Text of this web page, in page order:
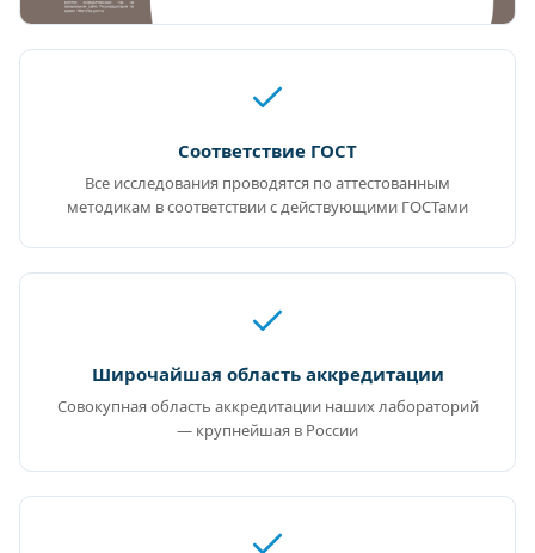
Соответствие ГОСТ
Все исследования проводятся по аттестованным
методикам в соответствии с действующими ГОСТами
Широчайшая область аккредитации
Совокупная область аккредитации наших лабораторий
— крупнейшая в России